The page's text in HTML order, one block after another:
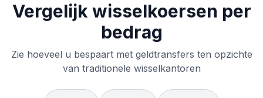
Vergelijk wisselkoersen per
bedrag
Zie hoeveel u bespaart met geldtransfers ten opzichte
van traditionele wisselkantoren